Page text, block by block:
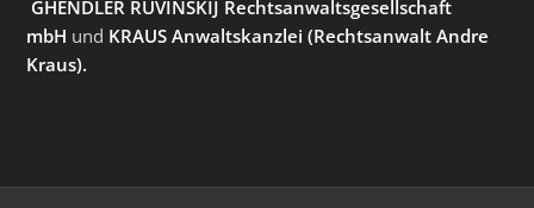
GHENDLER RUVINSKIJ Rechtsanwaltsgesellschaft
mbH und KRAUS Anwaltskanzlei (Rechtsanwalt Andre
Kraus).